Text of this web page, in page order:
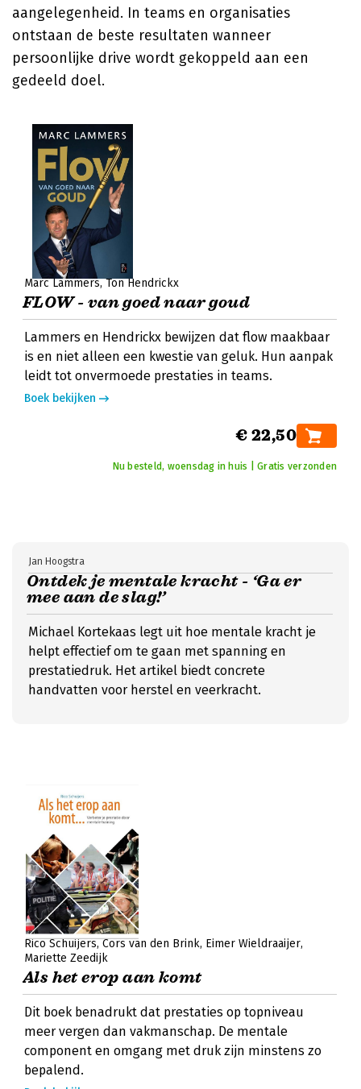
aangelegenheid. In teams en organisaties
ontstaan de beste resultaten wanneer
persoonlijke drive wordt gekoppeld aan een
gedeeld doel.
Marc Lammers Ton Hendrickx
FLOW - van goed naar goud
Lammers en Hendrickx bewijzen dat flow maakbaar
is en niet alleen een kwestie van geluk. Hun aanpak
leidt tot onvermoede prestaties in teams.
Boek bekijken
€ 22,50
Nu besteld, woensdag in huis | Gratis verzonden
Ontdek je mentale kracht - ‘Ga er
mee aan de slag!’
Jan Hoogstra
Michael Kortekaas legt uit hoe mentale kracht je
helpt effectief om te gaan met spanning en
prestatiedruk. Het artikel biedt concrete
handvatten voor herstel en veerkracht.
Rico Schuijers Cors van den Brink Eimer Wieldraaijer
Mariette Zeedijk
Als het erop aan komt
Dit boek benadrukt dat prestaties op topniveau
meer vergen dan vakmanschap. De mentale
component en omgang met druk zijn minstens zo
bepalend.